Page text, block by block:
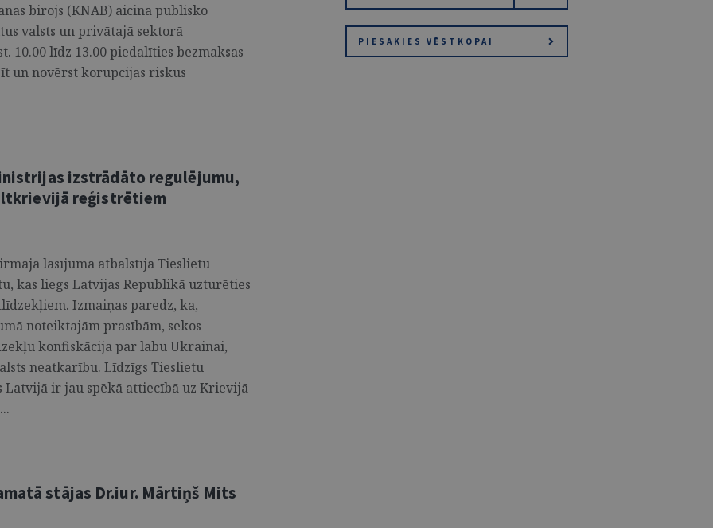
birojs (KNAB) aicina publisko
valsts un privātajā sektorā
10.00 līdz 13.00 piedalīties bezmaksas
un novērst korupcijas riskus
izstrādāto regulējumu,
reģistrētiem
lasījumā atbalstīja Tieslietu
kas liegs Latvijas Republikā uzturēties
Izmaiņas paredz, ka,
noteiktajām prasībām, sekos
konfiskācija par labu Ukrainai,
neatkarību. Līdzīgs Tieslietu
ir jau spēkā attiecībā uz Krievijā
stājas Dr.iur. Mārtiņš Mits
PIESAKIES VĒSTKOPAI